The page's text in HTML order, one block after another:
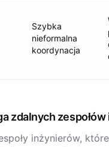
Szybka
nieformalna
koordynacja
zdalnych
inżynierów,